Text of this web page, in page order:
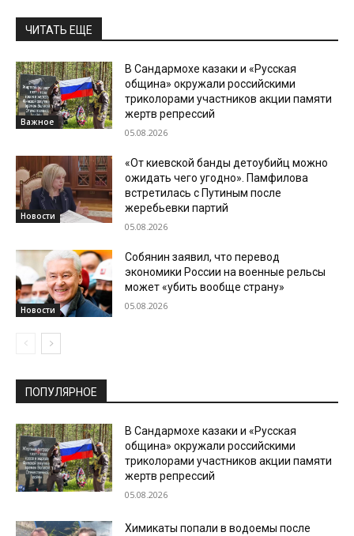
ЧИТАТЬ ЕЩЕ
Важное
В Сандармохе казаки и «Русская
община» окружали российскими
триколорами участников акции памяти
жертв репрессий
05.08.2026
Новости
«От киевской банды детоубийц можно
ожидать чего угодно». Памфилова
встретилась с Путиным после
жеребьевки партий
05.08.2026
Новости
Собянин заявил, что перевод
экономики России на военные рельсы
может «убить вообще страну»
05.08.2026
ПОПУЛЯРНОЕ
В Сандармохе казаки и «Русская
община» окружали российскими
триколорами участников акции памяти
жертв репрессий
05.08.2026
Химикаты попали в водоемы после